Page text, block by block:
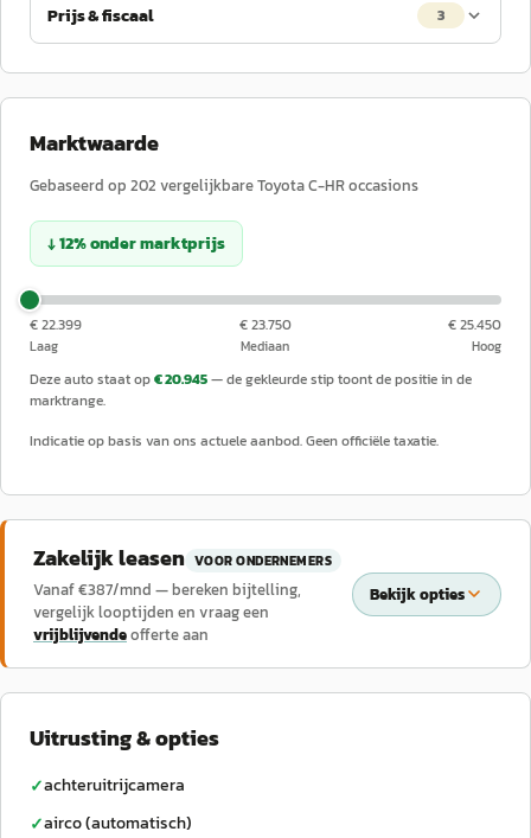
Prijs & fiscaal 3
Marktwaarde
Gebaseerd op 202 vergelijkbareToyotaC-HRoccasions
↓12%ondermarktprijs
€ 22.399
Laag
€ 23.750
Mediaan
€ 25.450
Hoog
Deze auto staat op€ 20.945— de gekleurde stip toont de positie in de
marktrange.
Indicatie op basis van ons actuele aanbod. Geen officiële taxatie.
Zakelijk leasen VOOR ONDERNEMERS
Vanaf €387/mnd — bereken bijtelling,
vergelijk looptijden en vraag een
vrijblijvendeofferte aan
Bekijk opties
Uitrusting & opties
✓achteruitrijcamera
✓airco (automatisch)